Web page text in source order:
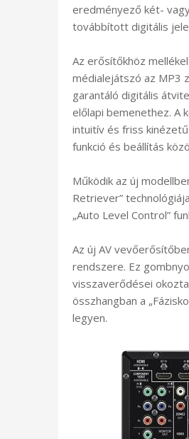
eredményező két-
továbbított digitális
Az erősítőkhöz
médialejátszó az MP3
garantáló digitális
előlapi bemenethez. A
intuitív és friss
funkció és beállítás
Működik az új
Retriever”
„Auto Level Control”
Az új AV
rendszere. Ez
visszaverődései
összhangban a
legyen.